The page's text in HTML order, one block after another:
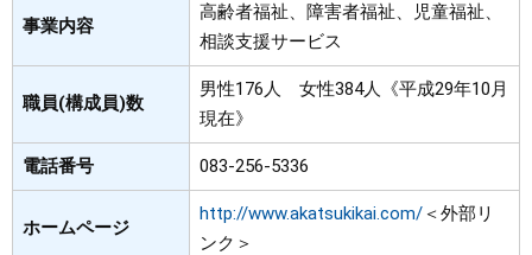
事業内容
高齢者福祉、障害者福祉、児童福祉、
相談支援サービス
職員(構成員)数
男性176人 女性384人《平成29年10月
現在》
電話番号 083-256-5336
ホームページ
http://www.akatsukikai.com/＜外部リ
ンク＞